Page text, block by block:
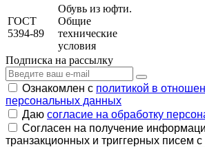
ГОСТ
5394-89
Обувь из юфти.
Общие
технические
условия
Подписка на рассылку
Ознакомлен с политикой в
персональных данных
Даю согласие на обработку
Согласен на получение
транзакционных и триггерных писем с